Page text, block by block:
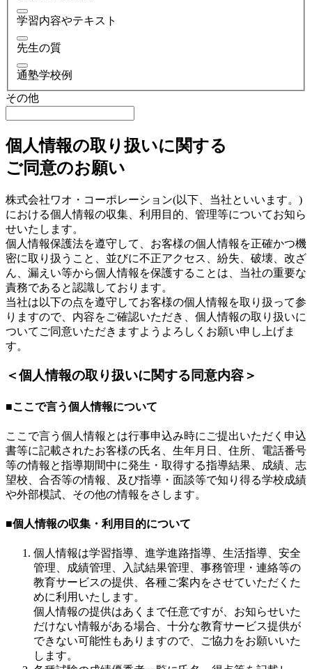
学習内容やテキスト
先生の質
通塾学校例
その他
個人情報の取り扱いに関する
ご同意のお願い
株式会社ワオ・コーポレーション(以下、当社といいます。)
における個人情報の収集、利用目的、管理等についてお知ら
せいたします。
個人情報保護法を遵守して、お客様の個人情報を正確かつ機
密に取り扱うこと、並びに不正アクセス、紛失、破壊、改ざ
ん、漏えい等から個人情報を保護することは、当社の重要な
責務であると認識しております。
当社は以下の点を遵守してお客様の個人情報を取り扱って参
りますので、内容をご確認いただき、個人情報の取り扱いに
ついてご同意いただきますようよろしくお願い申し上げま
す。
＜個人情報の取り扱いに関する同意内容＞
■ここで言う個人情報について
ここで言う個人情報とは行事申込み時にご提出いただく申込
書等に記載されたお客様の氏名、生年月日、住所、電話番号
等の情報と指導期間中に発生・取得する指導結果、成績、志
望校、合否等の情報、及び指導・面談等で知り得る学校成績
や外部模試、その他の情報をさします。
■個人情報の収集・利用目的について
個人情報は学習指導、進学進路指導、生活指導、安全
管理、成績管理、入試結果管理、事務管理・連絡等の
教育サービスの提供、各種ご案内をさせていただくた
めに利用いたします。
個人情報の提供はあくまで任意ですが、お知らせいた
だけない情報がある場合、十分な教育サービス提供が
できない可能性もありますので、ご協力をお願いいた
します。